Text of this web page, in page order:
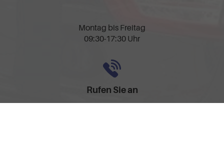
Montag bis Freitag
09:30-17:30 Uhr
Rufen Sie an